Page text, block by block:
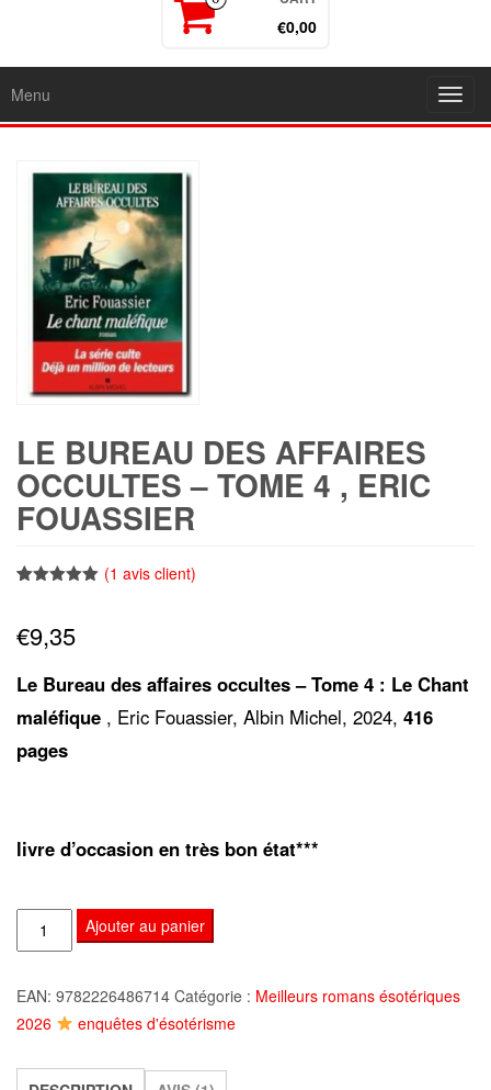
€0,00
Menu
LE BUREAU DES AFFAIRES
OCCULTES – TOME 4 , ERIC
FOUASSIER
basé sur
notation
(1 avis client)
€9,35
Le Bureau des affaires occultes – Tome 4 : Le Chant
maléfique , Eric Fouassier, Albin Michel, 2024, 416
pages
livre d’occasion en très bon état***
quantité
de
Bureau
des
occultes
Ajouter au panier
EAN: 9782226486714 Catégorie : Meilleurs romans ésotériques
2026
enquêtes d'ésotérisme